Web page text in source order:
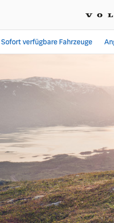
Sofort verfügbare Fahrzeuge